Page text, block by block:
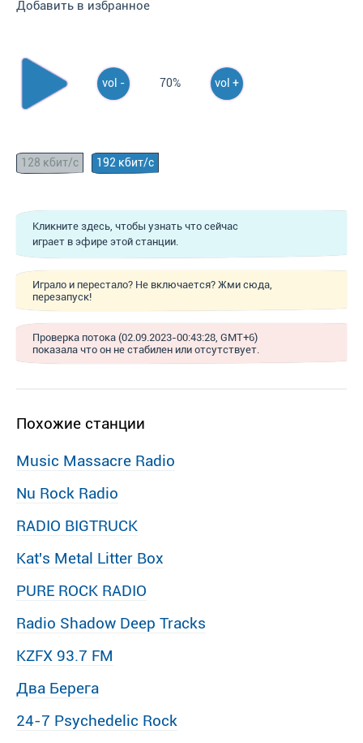
Добавить в избранное
vol - 70% vol +
128 кбит/с 192 кбит/с
Кликните здесь, чтобы узнать что сейчас
играет в эфире этой станции.
Играло и перестало? Не включается? Жми сюда,
перезапуск!
Проверка потока (02.09.2023-00:43:28, GMT+6)
показала что он не стабилен или отсутствует.
Похожие станции
Music Massacre Radio
Nu Rock Radio
RADIO BIGTRUCK
Kat′s Metal Litter Box
PURE ROCK RADIO
Radio Shadow Deep Tracks
KZFX 93.7 FM
Два Берега
24-7 Psychedelic Rock